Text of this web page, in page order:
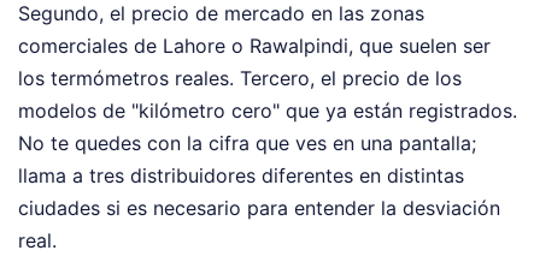
Segundo, el precio de mercado en las zonas
comerciales de Lahore o Rawalpindi, que suelen ser
los termómetros reales. Tercero, el precio de los
modelos de "kilómetro cero" que ya están registrados.
No te quedes con la cifra que ves en una pantalla;
llama a tres distribuidores diferentes en distintas
ciudades si es necesario para entender la desviación
real.